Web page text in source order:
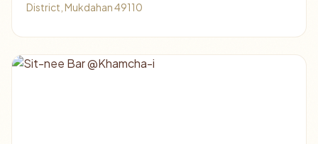
District, Mukdahan 49110